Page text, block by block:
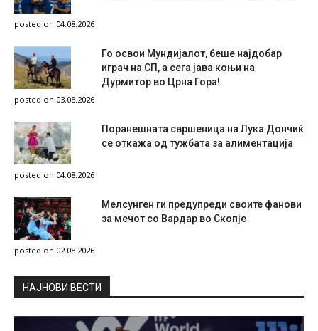
posted on 04.08.2026
Го освои Мундијалот, беше најдобар
играч на СП, а сега јава коњи на
Дурмитор во Црна Гора!
posted on 03.08.2026
Поранешната свршеница на Лука Дончиќ
се откажа од тужбата за алиментација
posted on 04.08.2026
Мелсунген ги предупреди своите фанови
за мечот со Вардар во Скопје
posted on 02.08.2026
НAЈНОВИ ВЕСТИ